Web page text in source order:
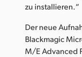
zu installieren.“
Der neue
Blackmagic
M/E Advanced